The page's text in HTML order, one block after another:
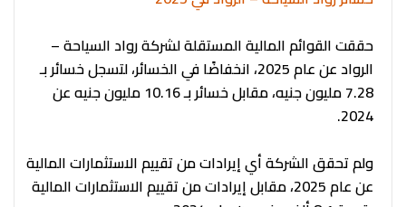
حققت القوائم المالية المستقلة لشركة رواد السياحة –
الرواد عن عام 2025، انخفاضًا في الخسائر، لتسجل خسائر بـ
7.28 مليون جنيه، مقابل خسائر بـ 10.16 مليون جنيه عن
2024.
ولم تحقق الشركة أي إيرادات من تقييم الاستثمارات المالية
عن عام 2025، مقابل إيرادات من تقييم الاستثمارات المالية